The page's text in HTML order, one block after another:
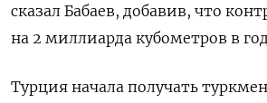
сказал Бабаев, добавив, что
на 2 миллиарда кубометров в
Турция начала получать